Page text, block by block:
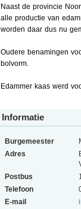
Naast de provincie
alle productie van
worden daar dus nu
Oudere benamingen
bolvorm.
Edammer kaas werd
Informatie
Burgemeester
Adres
Postbus
Telefoon
E-mail